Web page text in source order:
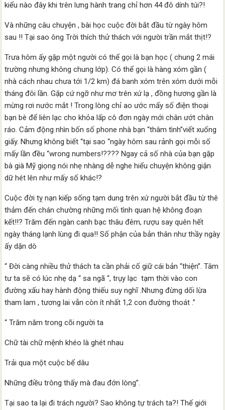
kiểu nào đây khi trên lưng hành trang chỉ hơn 44 đô dính túi?!
Và những câu chuyện , bài học cuộc đời bắt đầu từ ngày hôm
sau !! Tại sao ông Trời thích thử thách với người trần mắt thịt!?
Trưa hôm ấy gặp một người có thể gọi là bạn học ( chung 2 mái
trường nhưng không chung lớp). Có thể gọi là hàng xóm gần (
nhà cách nhau chưa tới 1/2 km) đá banh xóm trên xóm dưới mỗi
tháng đôi lần. Gặp cứ ngỡ như mơ trên xứ lạ , đồng hương gần là
mừng rơi nước mắt ! Trong lòng chỉ ao ước mấy số điện thoại
bạn bè để liên lạc cho khỏa lấp cô đơn ngày mới chân ướt chân
ráo. Cảm động nhìn bốn số phone nhà bạn “thâm tình”viết xuống
giấy. Nhưng không biết “tại sao “ngày hôm sau rảnh gọi mỗi số
mấy lần đều “wrong numbers!???? Ngay cả số nhà của bạn gặp
bà già Mỹ giọng nói nhẹ nhàng dễ nghe hiểu chuyện không giận
dữ hét lên như mấy số khác!?
Cuộc đời tỵ nạn kiếp sống tạm dung trên xứ người bắt đầu từ thê
thảm đến chán chường những mối tình quan hệ không đoạn
kết!!? Trăm đến ngàn canh bạc thâu đêm, rượu say quên hết
ngày tháng lạnh lùng đi qua!! Số phận của bản thân như thầy ngày
ấy dặn dò
“ Đời càng nhiều thử thách ta cần phải cố giữ cái bản “thiện”. Tâm
tư ta sẽ có lúc nhẹ dạ “ sa ngã “, trụy lạc tạm thời vào con
đường xấu hay hành động thiếu suy nghĩ .Nhưng đừng dối lừa
tham lam , tương lai vẫn còn ít nhất 1,2 con đường thoát .”
“ Trăm năm trong cõi người ta
Chữ tài chữ mệnh khéo là ghét nhau
Trải qua một cuộc bể dâu
Những điều trông thấy mà đau đớn lòng”.
Tại sao ta lại đi trách người? Sao không tự trách ta?! Thế giới